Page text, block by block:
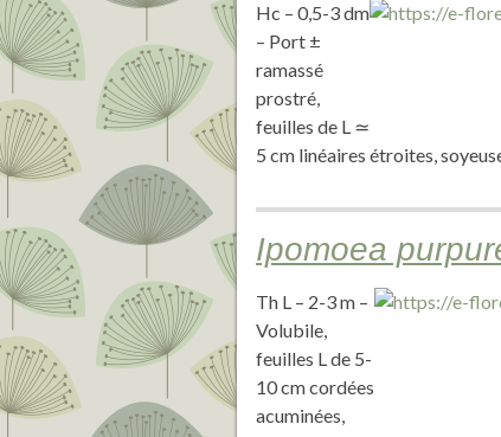
Hc – 0,5-3 dm
– Port ±
ramassé
prostré,
feuilles de L ≃
5 cm linéaires étroites,
Ipomoea
Th L – 2-3 m –
Volubile,
feuilles L de 5-
10 cm cordées
acuminées,